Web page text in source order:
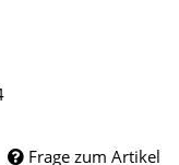
Frage zum Artikel